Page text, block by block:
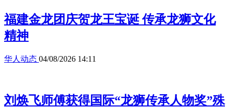
福建金龙团庆贺龙王宝诞 传承龙狮文化
精神
华人动态 04/08/2026 14:11
刘焕飞师傅获得国际“龙狮传承人物奖”殊